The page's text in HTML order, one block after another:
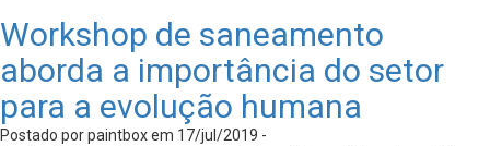
Workshop de saneamento
aborda a importância do setor
para a evolução humana
Postado por paintbox em 17/jul/2019 -